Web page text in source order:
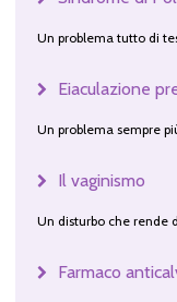
Un problema tutto di
Eiaculazione
Un problema sempre
Il vaginismo
Un disturbo che rende
Farmaco